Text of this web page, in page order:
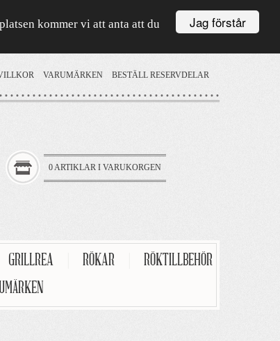
Jag förstår
kommer vi att anta att du
VARUMÄRKEN BESTÄLL RESERVDELAR
0 ARTIKLAR I VARUKORGEN
GRILLREA RÖKAR
RÖKTILLBEHÖR